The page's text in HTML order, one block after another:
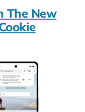
The New